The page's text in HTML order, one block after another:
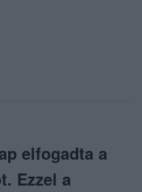
elfogadta a
Ezzel a